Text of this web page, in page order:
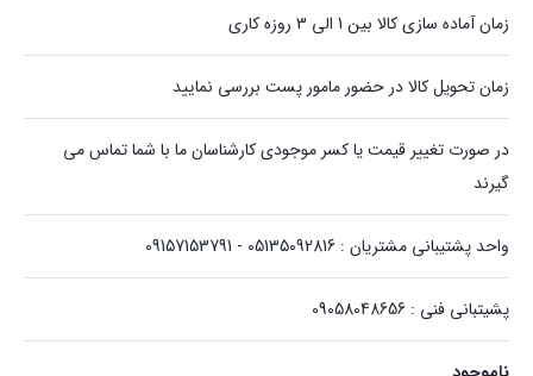
زمان آماده سازی کالا بین 1 الی 3 روزه کاری
زمان تحویل کالا در حضور مامور پست بررسی نمایید
در صورت تغییر قیمت یا کسر موجودی کارشناسان ما با شما تماس می
گیرند
واحد پشتیبانی مشتریان : 05135092816 - 09157153791
پشیتبانی فنی : 09058048656